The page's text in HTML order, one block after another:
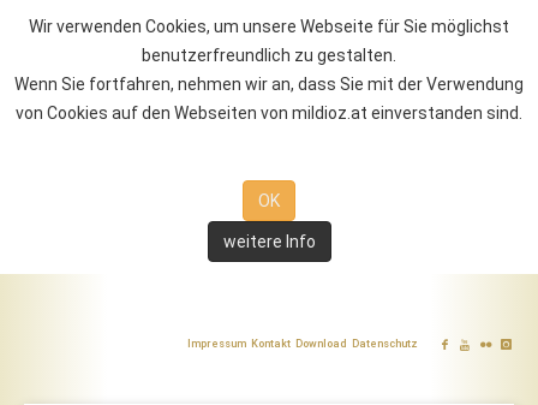
Wir verwenden Cookies, um unsere Webseite für Sie möglichst
benutzerfreundlich zu gestalten.
Wenn Sie fortfahren, nehmen wir an, dass Sie mit der Verwendung
von Cookies auf den Webseiten von mildioz.at einverstanden sind.
OK
weitere Info
Impressum Kontakt Download Datenschutz